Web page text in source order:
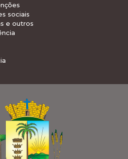
sociais
e outros